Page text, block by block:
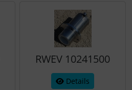
RWEV 10241500
Details